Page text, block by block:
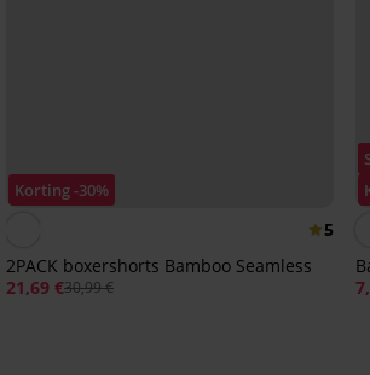
Korting -30%
5
2PACK boxershorts Bamboo Seamless
21,69 €30,99 €